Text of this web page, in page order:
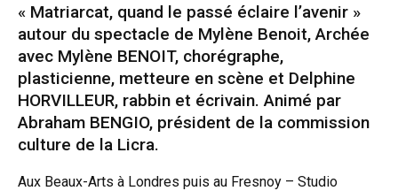
« Matriarcat, quand le passé éclaire l’avenir »
autour du spectacle de Mylène Benoit, Archée
avec Mylène BENOIT, chorégraphe,
plasticienne, metteure en scène et Delphine
HORVILLEUR, rabbin et écrivain. Animé par
Abraham BENGIO, président de la commission
culture de la Licra.
Aux Beaux-Arts à Londres puis au Fresnoy – Studio